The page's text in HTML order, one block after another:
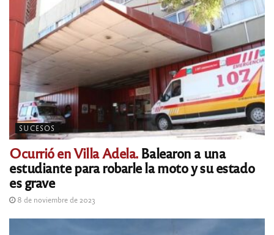
SUCESOS
Ocurrió en Villa Adela.Balearon a una
estudiante para robarle la moto y su estado
es grave
8 de noviembre de 2023